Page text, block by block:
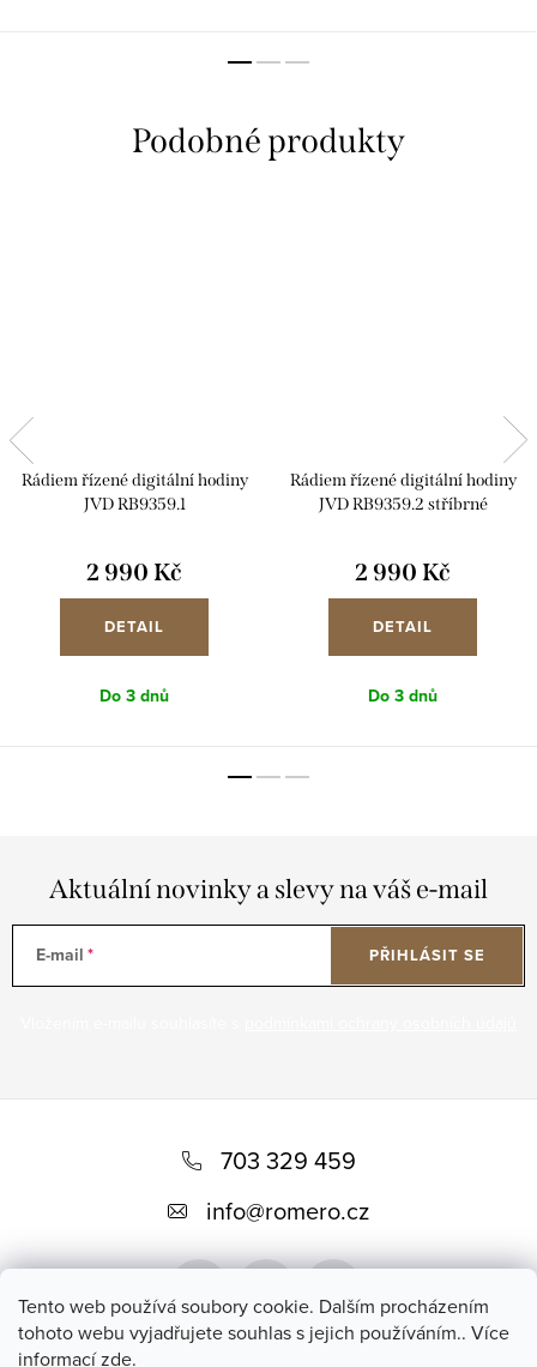
Tento web používá soubory cookie. Dalším procházením
tohoto webu vyjadřujete souhlas s jejich používáním.. Více
informacízde.
Rádiem řízené digitální hodiny
JVD RB9359.1
2 990 Kč
DETAIL
Do 3 dnů
Rádiem řízené digitální hodiny
JVD RB9359.2 stříbrné
2 990 Kč
DETAIL
Do 3 dnů
Aktuální novinky a slevy na váš e-mail
E-mail PŘIHLÁSIT SE
t
703 329 459
info@romero.cz